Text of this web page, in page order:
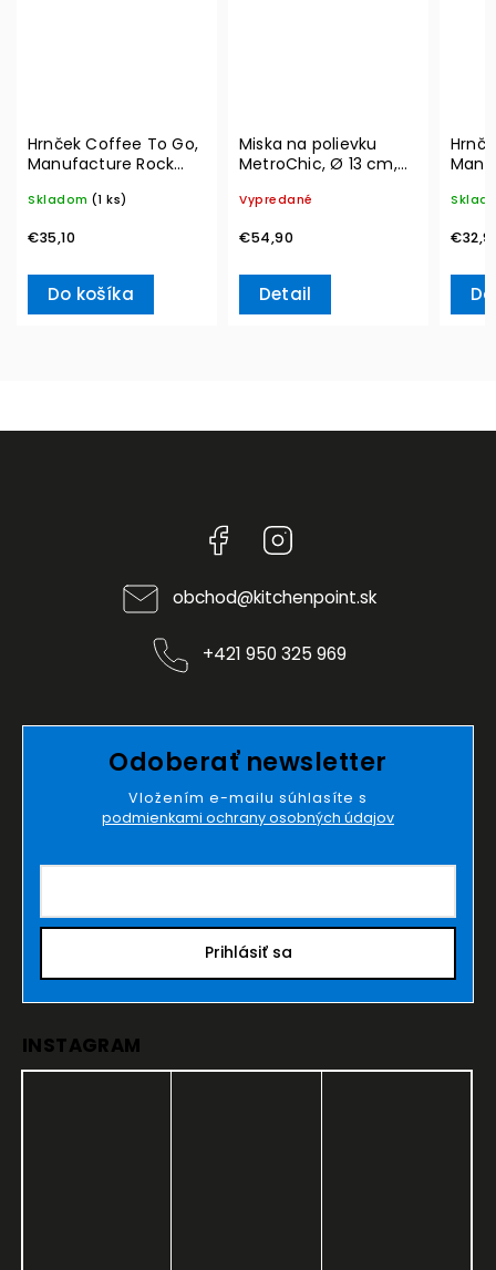
Hrnček Coffee To Go,
Manufacture Rock
Boch
Skladom (1 ks)
€35,10
Do košíka
Miska na polievku
MetroChic, Ø 13 cm,
Boch
Vypredané
€54,90
Detail
Boch
Facebook
obchod@kitchenpoint.sk
+421 950 325 969
Odoberať newsletter
Vložením e-mailu súhlasíte s
podmienkami ochrany osobných údajov
Prihlásiť sa
INSTAGRAM